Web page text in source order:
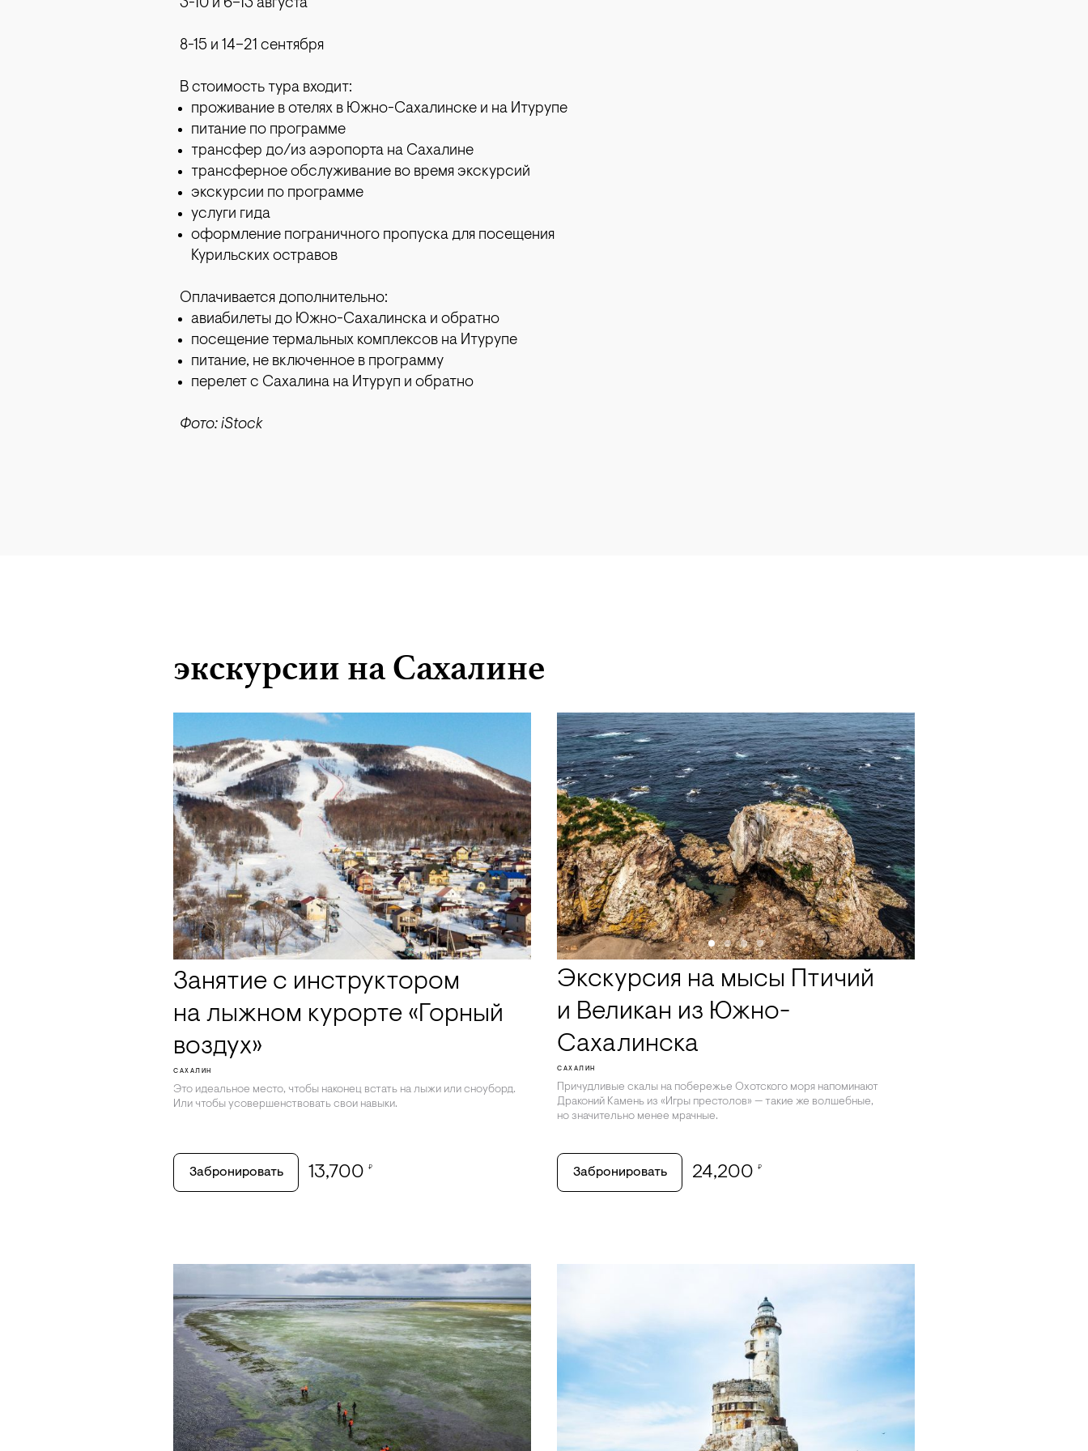
3-10 и 6–13 августа
8-15 и 14–21 сентября
В стоимость тура входит:
проживание в отелях в Южно-Сахалинске и на Итурупе
питание по программе
трансфер до/из аэропорта на Сахалине
трансферное обслуживание во время экскурсий
экскурсии по программе
услуги гида
оформление пограничного пропуска для посещения
Курильских остравов
Оплачивается дополнительно:
авиабилеты до Южно-Сахалинска и обратно
посещение термальных комплексов на Итурупе
питание, не включенное в программу
перелет с Сахалина на Итуруп и обратно
Фото: iStock
экскурсии на Сахалине
Занятие с инструктором
на лыжном курорте «Горный
воздух»
САХАЛИН
Это идеальное место, чтобы наконец встать на лыжи или сноуборд.
Или чтобы усовершенствовать свои навыки.
Забронировать 13,700 ₽
Экскурсия на мысы Птичий
и Великан из Южно-
Сахалинска
САХАЛИН
Причудливые скалы на побережье Охотского моря напоминают
Драконий Камень из «Игры престолов» — такие же волшебные,
но значительно менее мрачные.
Забронировать 24,200 ₽